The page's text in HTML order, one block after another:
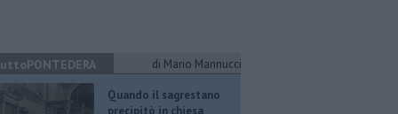
di Mario Mannucci
Quando il sagrestano